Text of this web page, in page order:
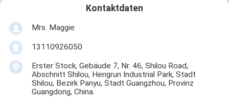
Kontaktdaten
Mrs. Maggie
13110926050
Erster Stock, Gebäude 7, Nr. 46, Shilou Road,
Abschnitt Shilou, Hengrun Industrial Park, Stadt
Shilou, Bezirk Panyu, Stadt Guangzhou, Provinz
Guangdong, China.